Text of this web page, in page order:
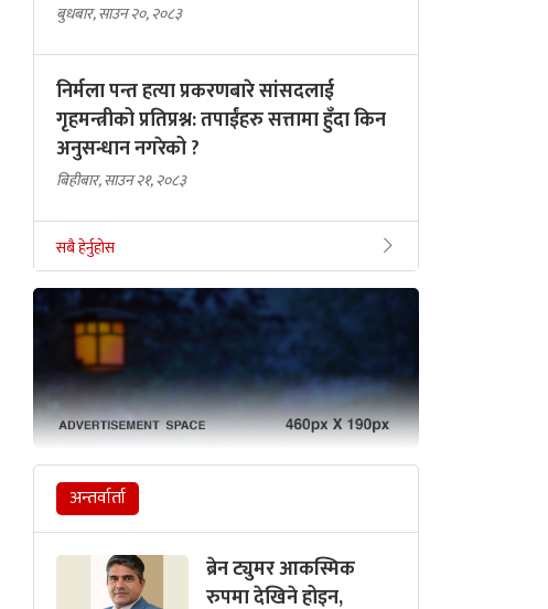
बुधबार, साउन २०, २०८३
निर्मला पन्त हत्या प्रकरणबारे सांसदलाई
गृहमन्त्रीको प्रतिप्रश्न: तपाईंहरु सत्तामा हुँदा किन
अनुसन्धान नगरेको ?
बिहीबार, साउन २१, २०८३
सबै हेर्नुहोस
अन्तर्वार्ता
ब्रेन ट्युमर आकस्मिक
रुपमा देखिने होइन,